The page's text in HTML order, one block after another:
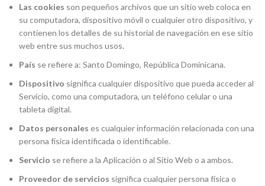
Las cookies son pequeños archivos que un sitio web coloca en
su computadora, dispositivo móvil o cualquier otro dispositivo, y
contienen los detalles de su historial de navegación en ese sitio
web entre sus muchos usos.
País se refiere a: Santo Domingo, República Dominicana.
Dispositivo significa cualquier dispositivo que pueda acceder al
Servicio, como una computadora, un teléfono celular o una
tableta digital.
Datos personales es cualquier información relacionada con una
persona física identificada o identificable.
Servicio se refiere a la Aplicación o al Sitio Web o a ambos.
Proveedor de servicios significa cualquier persona física o